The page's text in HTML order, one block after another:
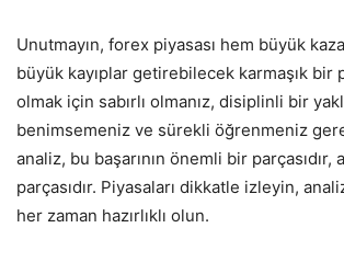
Unutmayın, forex piyasası hem büyük
büyük kayıplar getirebilecek karmaşık bir
olmak için sabırlı olmanız, disiplinli bir
benimsemeniz ve sürekli öğrenmeniz
analiz, bu başarının önemli bir parçasıdır,
parçasıdır. Piyasaları dikkatle izleyin,
her zaman hazırlıklı olun.